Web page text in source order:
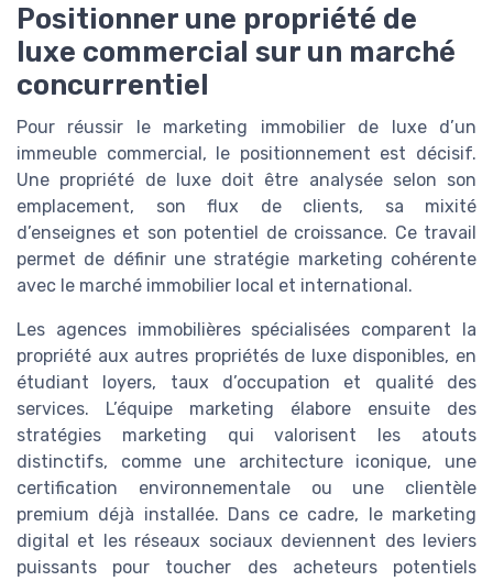
Positionner une propriété de
luxe commercial sur un marché
concurrentiel
Pour réussir le marketing immobilier de luxe d’un
immeuble commercial, le positionnement est décisif.
Une propriété de luxe doit être analysée selon son
emplacement, son flux de clients, sa mixité
d’enseignes et son potentiel de croissance. Ce travail
permet de définir une stratégie marketing cohérente
avec le marché immobilier local et international.
Les agences immobilières spécialisées comparent la
propriété aux autres propriétés de luxe disponibles, en
étudiant loyers, taux d’occupation et qualité des
services. L’équipe marketing élabore ensuite des
stratégies marketing qui valorisent les atouts
distinctifs, comme une architecture iconique, une
certification environnementale ou une clientèle
premium déjà installée. Dans ce cadre, le marketing
digital et les réseaux sociaux deviennent des leviers
puissants pour toucher des acheteurs potentiels